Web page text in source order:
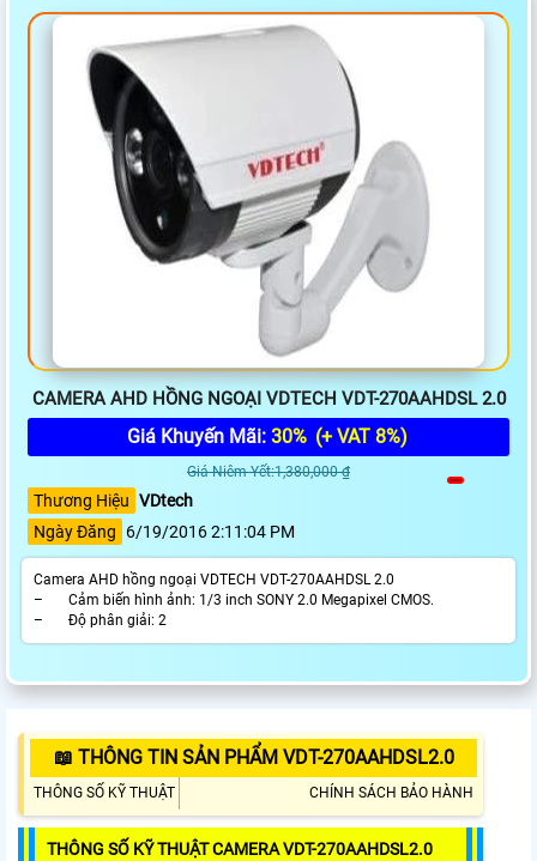
CAMERA AHD HỒNG NGOẠI VDTECH VDT-270AAHDSL 2.0
Giá Khuyến Mãi: 30% (+ VAT 8%)
Giá Niêm Yết:1,380,000 ₫
Thương Hiệu VDtech
Ngày Đăng
6/19/2016 2:11:04 PM
Camera AHD hồng ngoại VDTECH VDT-270AAHDSL 2.0
– Cảm biến hình ảnh: 1/3 inch SONY 2.0 Megapixel CMOS.
– Độ phân giải: 2
📖 THÔNG TIN SẢN PHẨM VDT-270AAHDSL2.0
THÔNG SỐ KỸ THUẬT CHÍNH SÁCH BẢO HÀNH
THÔNG SỐ KỸ THUẬT CAMERA VDT-270AAHDSL2.0